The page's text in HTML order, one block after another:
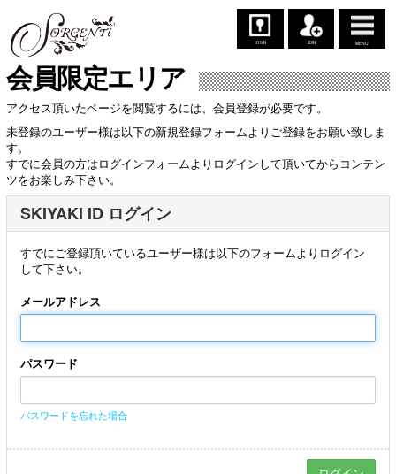
LOGIN JOIN MENU
会員限定エリア
アクセス頂いたページを閲覧するには、会員登録が必要です。
未登録のユーザー様は以下の新規登録フォームよりご登録をお願い致しま
す。
すでに会員の方はログインフォームよりログインして頂いてからコンテン
ツをお楽しみ下さい。
SKIYAKI ID ログイン
すでにご登録頂いているユーザー様は以下のフォームよりログイン
して下さい。
メールアドレス
パスワード
パスワードを忘れた場合